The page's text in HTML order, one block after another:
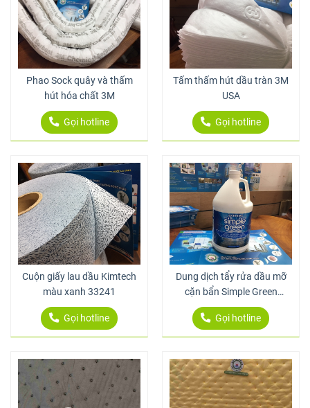
Phao Sock quây và thấm
hút hóa chất 3M
Gọi hotline
Tấm thấm hút dầu tràn 3M
USA
Gọi hotline
Cuộn giấy lau dầu Kimtech
màu xanh 33241
Gọi hotline
Dung dịch tẩy rửa dầu mỡ
cặn bẩn Simple Green
Extreme 3.8L
Gọi hotline